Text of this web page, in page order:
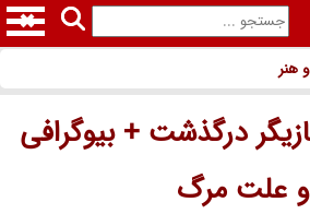
هنر
درگذشت + بیوگرافی
و علت مرگ